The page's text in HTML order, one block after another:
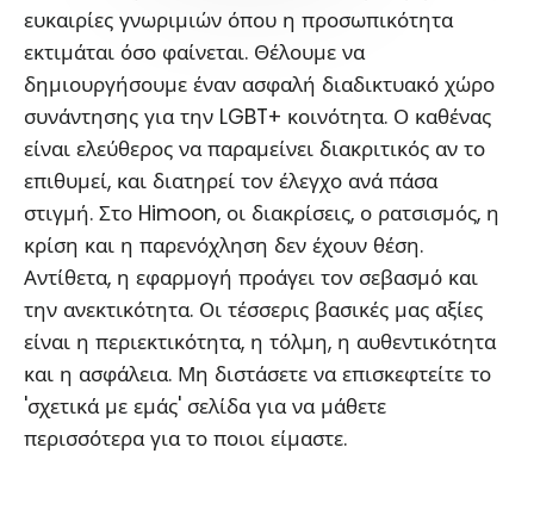
ευκαιρίες γνωριμιών όπου η προσωπικότητα
εκτιμάται όσο φαίνεται. Θέλουμε να
δημιουργήσουμε έναν ασφαλή διαδικτυακό χώρο
συνάντησης για την LGBT+ κοινότητα. Ο καθένας
είναι ελεύθερος να παραμείνει διακριτικός αν το
επιθυμεί, και διατηρεί τον έλεγχο ανά πάσα
στιγμή. Στο Himoon, οι διακρίσεις, ο ρατσισμός, η
κρίση και η παρενόχληση δεν έχουν θέση.
Αντίθετα, η εφαρμογή προάγει τον σεβασμό και
την ανεκτικότητα. Οι τέσσερις βασικές μας αξίες
είναι η περιεκτικότητα, η τόλμη, η αυθεντικότητα
και η ασφάλεια. Μη διστάσετε να επισκεφτείτε το
'σχετικά με εμάς' σελίδα για να μάθετε
περισσότερα για το ποιοι είμαστε.